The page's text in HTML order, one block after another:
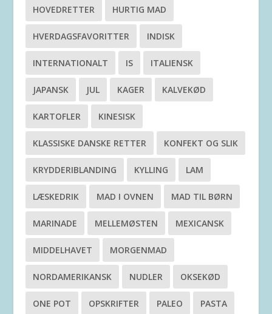
HOVEDRETTER HURTIG MAD
HVERDAGSFAVORITTER INDISK
INTERNATIONALT IS ITALIENSK
JAPANSK JUL KAGER KALVEKØD
KARTOFLER KINESISK
KLASSISKE DANSKE RETTER KONFEKT OG SLIK
KRYDDERIBLANDING KYLLING LAM
LÆSKEDRIK MAD I OVNEN MAD TIL BØRN
MARINADE MELLEMØSTEN MEXICANSK
MIDDELHAVET MORGENMAD
NORDAMERIKANSK NUDLER OKSEKØD
ONE POT OPSKRIFTER PALEO PASTA